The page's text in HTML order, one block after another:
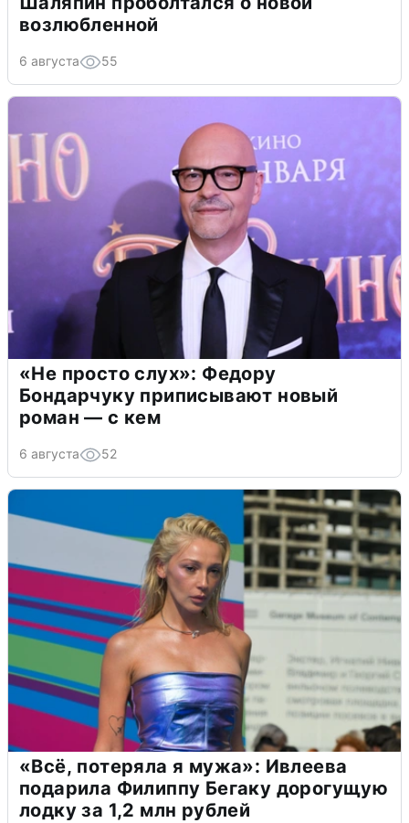
возлюбленной
6 августа 55
«Не просто слух»: Федору
Бондарчуку приписывают новый
роман — с кем
6 августа 52
«Всё, потеряла я мужа»: Ивлеева
подарила Филиппу Бегаку дорогущую
лодку за 1,2 млн рублей